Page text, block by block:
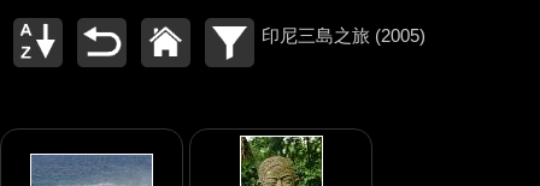
印尼三島之旅 (2005)